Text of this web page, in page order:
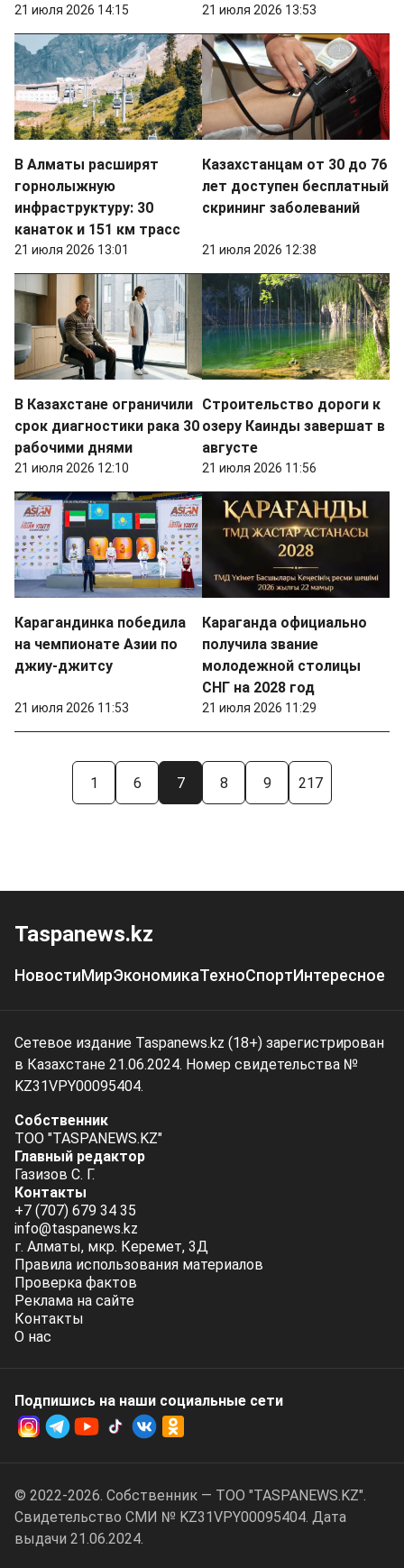
21 июля 2026 14:15 21 июля 2026 13:53
В Алматы расширят
горнолыжную
инфраструктуру: 30
канаток и 151 км трасс
21 июля 2026 13:01
Казахстанцам от 30 до 76
лет доступен бесплатный
скрининг заболеваний
21 июля 2026 12:38
В Казахстане ограничили
срок диагностики рака 30
рабочими днями
21 июля 2026 12:10
Строительство дороги к
озеру Каинды завершат в
августе
21 июля 2026 11:56
Карагандинка победила
на чемпионате Азии по
джиу-джитсу
21 июля 2026 11:53
Караганда официально
получила звание
молодежной столицы
СНГ на 2028 год
21 июля 2026 11:29
1 6 7 8 9 217
Taspanews.kz
НовостиМирЭкономикаТехноСпортИнтересное
Сетевое издание Taspanews.kz (18+) зарегистрирован
в Казахстане 21.06.2024. Номер свидетельства №
KZ31VPY00095404.
Собственник
ТОО "TASPANEWS.KZ"
Главный редактор
Газизов С. Г.
Контакты
+7 (707) 679 34 35
info@taspanews.kz
г. Алматы, мкр. Керемет, 3Д
Правила использования материалов
Проверка фактов
Реклама на сайте
Контакты
О нас
Подпишись на наши социальные cети
© 2022-2026. Собственник — ТОО "TASPANEWS.KZ".
Cвидетельство СМИ № KZ31VPY00095404. Дата
выдачи 21.06.2024.